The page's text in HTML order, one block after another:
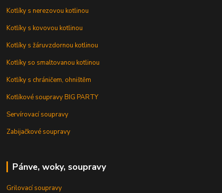
Kotlíky s nerezovou kotlinou
Kotlíky s kovovou kotlinou
Kotlíky s žáruvzdornou kotlinou
Kotlíky so smaltovanou kotlinou
Kotlíky s chráničem, ohništěm
Kotlíkové soupravy BIG PARTY
Servírovací soupravy
Zabijačkové soupravy
Pánve, woky, soupravy
Grilovací soupravy